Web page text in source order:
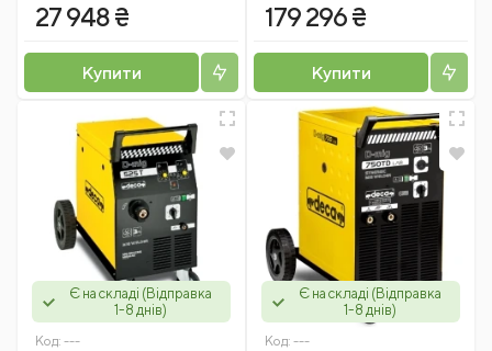
27 948 ₴
Купити
179 296 ₴
Купити
Є на складі (Відправка
1-8 днів)
Код: ---
Є на складі (Відправка
1-8 днів)
Код: ---